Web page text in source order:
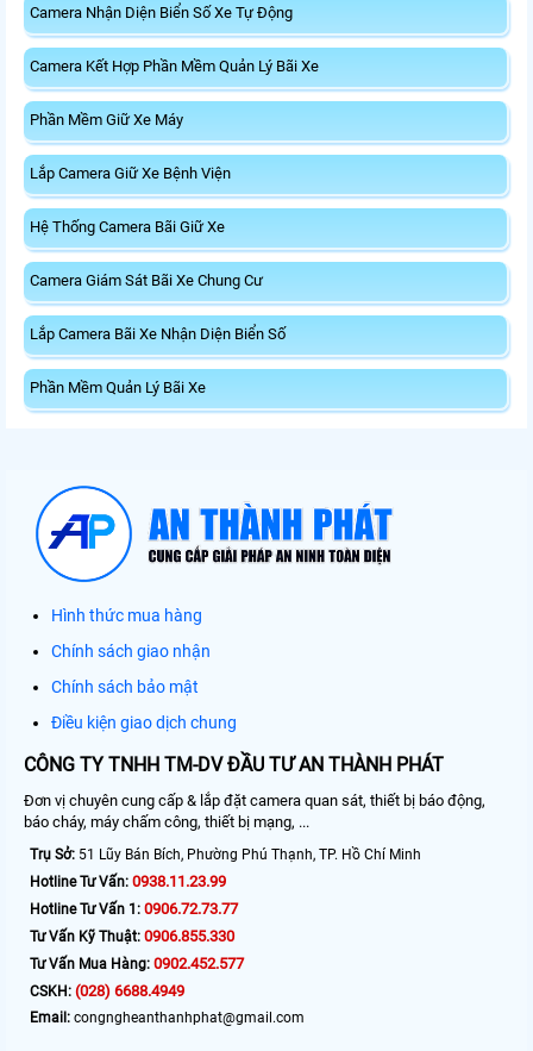
Camera Nhận Diện Biển Số Xe Tự Động
Camera Kết Hợp Phần Mềm Quản Lý Bãi Xe
Phần Mềm Giữ Xe Máy
Lắp Camera Giữ Xe Bệnh Viện
Hệ Thống Camera Bãi Giữ Xe
Camera Giám Sát Bãi Xe Chung Cư
Lắp Camera Bãi Xe Nhận Diện Biển Số
Phần Mềm Quản Lý Bãi Xe
Hình thức mua hàng
Chính sách giao nhận
Chính sách bảo mật
Điều kiện giao dịch chung
CÔNG TY TNHH TM-DV ĐẦU TƯ AN THÀNH PHÁT
Đơn vị chuyên cung cấp & lắp đặt camera quan sát, thiết bị báo động,
báo cháy, máy chấm công, thiết bị mạng, ...
Trụ Sở: 51 Lũy Bán Bích, Phường Phú Thạnh, TP. Hồ Chí Minh
Hotline Tư Vấn: 0938.11.23.99
Hotline Tư Vấn 1: 0906.72.73.77
Tư Vấn Kỹ Thuật: 0906.855.330
Tư Vấn Mua Hàng: 0902.452.577
CSKH: (028) 6688.4949
Email: congngheanthanhphat@gmail.com